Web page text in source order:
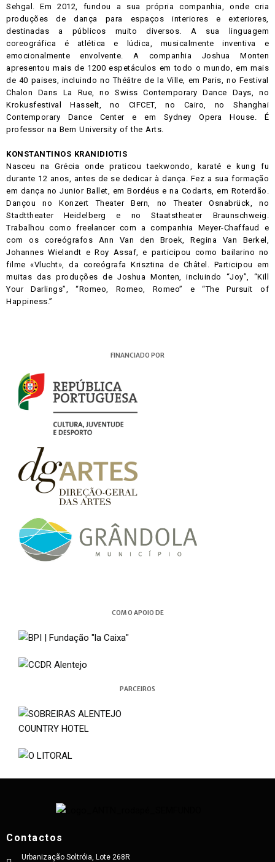
Sehgal. Em 2012, fundou a sua própria companhia, onde cria
produções de dança para espaços interiores e exteriores,
destinadas a públicos muito diversos. A sua linguagem
coreográfica é atlética e lúdica, musicalmente inventiva e
emocionalmente envolvente. A companhia Joshua Monten
apresentou mais de 1200 espetáculos em todo o mundo, em mais
de 40 paises, incluindo no Théâtre de la Ville, em Paris, no Festival
Chalon Dans La Rue, no Swiss Contemporary Dance Days, no
Krokusfestival Hasselt, no CIFCET, no Cairo, no Shanghai
Contemporary Dance Center e em Sydney Opera House. É
professor na Bern University of the Arts.
KONSTANTINOS KRANIDIOTIS
Nasceu na Grécia onde praticou taekwondo, karaté e kung fu
durante 12 anos, antes de se dedicar à dança. Fez a sua formação
em dança no Junior Ballet, em Bordéus e na Codarts, em Roterdão.
Dançou no Konzert Theater Bern, no Theater Osnabrück, no
Stadttheater Heidelberg e no Staatstheater Braunschweig.
Trabalhou como freelancer com a companhia Meyer-Chaffaud e
com os coreógrafos Ann Van den Broek, Regina Van Berkel,
Johannes Wielandt e Roy Assaf, e participou como bailarino no
filme «Vlucht», da coreógrafa Krisztina de Châtel. Participou em
muitas das produções de Joshua Monten, incluindo “Joy”, “Kill
Your Darlings”, “Romeo, Romeo, Romeo” e “The Pursuit of
Happiness.”
FINANCIADO POR
COM O APOIO DE
PARCEIROS
Contactos
Urbanização Soltróia, Lote 268R